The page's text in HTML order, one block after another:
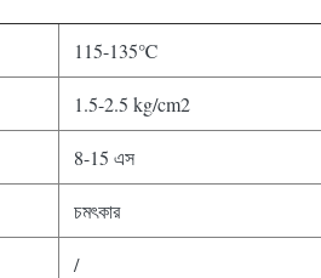
115-135℃
1.5-2.5 kg/cm2
8-15 এস
চমৎকার
/